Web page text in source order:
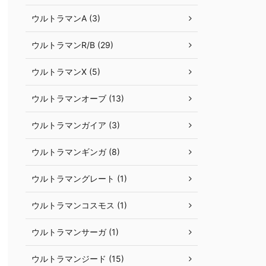
ウルトラマンA (3)
ウルトラマンR/B (29)
ウルトラマンX (5)
ウルトラマンオーブ (13)
ウルトラマンガイア (3)
ウルトラマンギンガ (8)
ウルトラマングレート (1)
ウルトラマンコスモス (1)
ウルトラマンサーガ (1)
ウルトラマンジード (15)